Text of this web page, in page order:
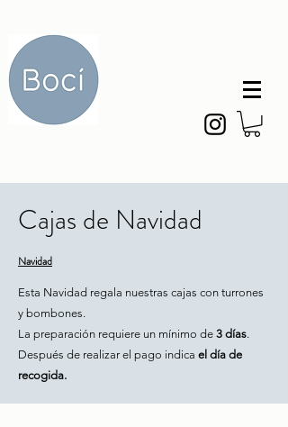
Cajas de Navidad
Navidad
Esta Navidad regala nuestras cajas con turrones
y bombones.
La preparación requiere un mínimo de 3 días.
Después de realizar el pago indica el día de
recogida.